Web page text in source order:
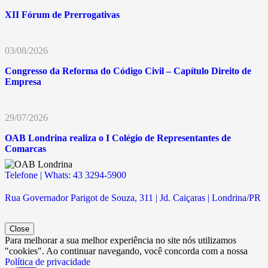
XII Fórum de Prerrogativas
03/08/2026
Congresso da Reforma do Código Civil – Capítulo Direito de
Empresa
29/07/2026
OAB Londrina realiza o I Colégio de Representantes de
Comarcas
Telefone | Whats: 43 3294-5900
Rua Governador Parigot de Souza, 311 | Jd. Caiçaras | Londrina/PR
Close
Para melhorar a sua melhor experiência no site nós utilizamos
"cookies". Ao continuar navegando, você concorda com a nossa
Política de privacidade